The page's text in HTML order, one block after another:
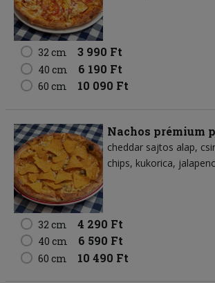
32 cm 3 990 Ft
40 cm 6 190 Ft
60 cm 10 090 Ft
Nachos prémium
cheddar sajtos alap
chips kukorica
32 cm 4 290 Ft
40 cm 6 590 Ft
60 cm 10 490 Ft